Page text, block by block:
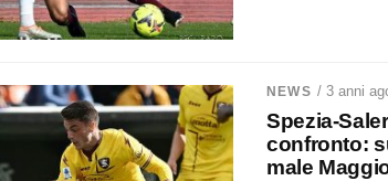
NEWS / 3 anni
Spezia-
confronto:
male